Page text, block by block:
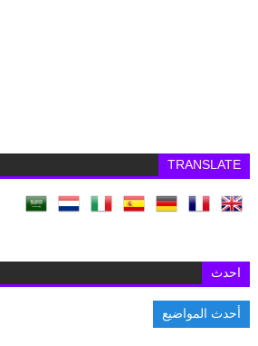
TRANSLATE
احدث
أحدث المواضيع